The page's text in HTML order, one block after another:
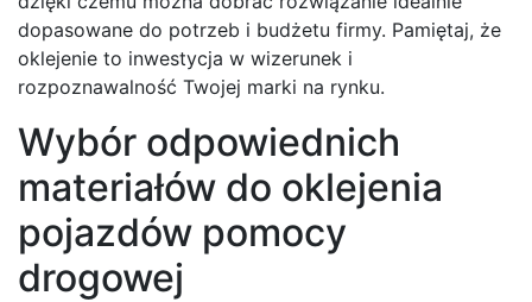
dopasowane do potrzeb i budżetu firmy. Pamiętaj, że
oklejenie to inwestycja w wizerunek i
rozpoznawalność Twojej marki na rynku.
Wybór odpowiednich
materiałów do oklejenia
pojazdów pomocy
drogowej